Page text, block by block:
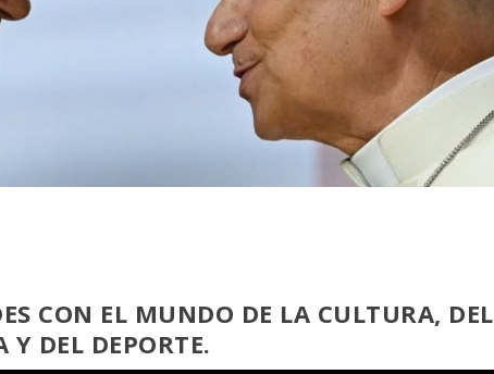
CON EL MUNDO DE LA CULTURA, DEL
DEL DEPORTE.